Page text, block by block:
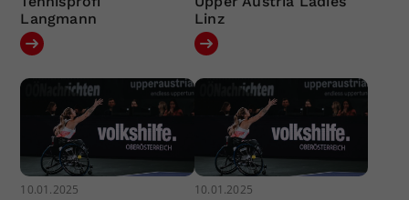
Langmann
Linz
10.01.2025 10.01.2025